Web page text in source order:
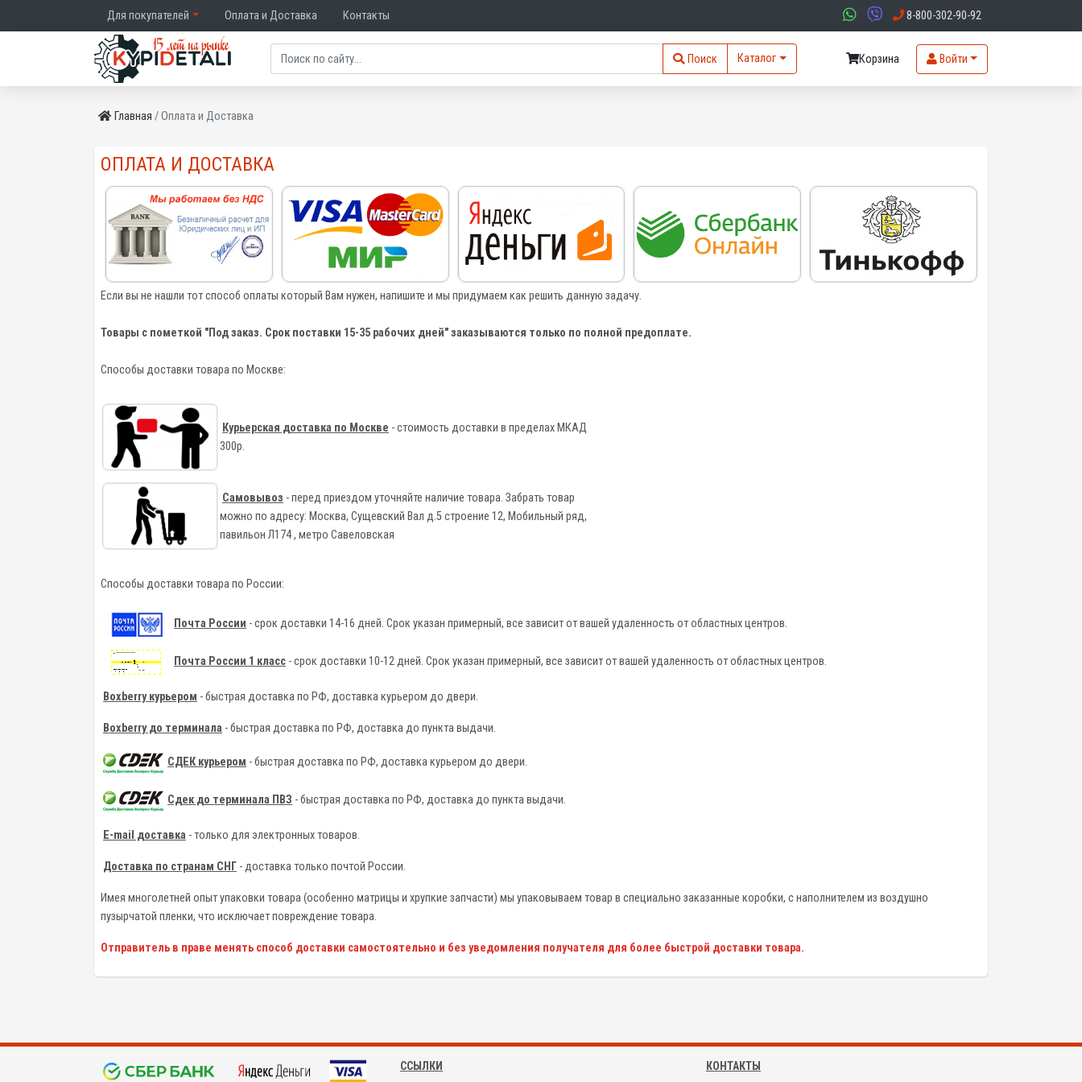
Для покупателей Оплата и Доставка Контакты 8-800-302-90-92
Поиск Каталог Корзина Войти
Главная Оплата и Доставка
ОПЛАТА И ДОСТАВКА
Если вы не нашли тот способ оплаты который Вам нужен, напишите и мы придумаем как решить данную задачу.
Товары с пометкой "Под заказ. Срок поставки 15-35 рабочих дней" заказываются только по полной предоплате.
Способы доставки товара по Москве:
Курьерская доставка по Москве - стоимость доставки в пределах МКАД
300р.
Самовывоз - перед приездом уточняйте наличие товара. Забрать товар
можно по адресу: Москва, Сущевский Вал д.5 строение 12, Мобильный ряд,
павильон Л174 , метро Савеловская
Способы доставки товара по России:
Почта России - срок доставки 14-16 дней. Срок указан примерный, все зависит от вашей удаленность от областных центров.
Почта России 1 класс - срок доставки 10-12 дней. Срок указан примерный, все зависит от вашей удаленность от областных центров.
Boxberry курьером - быстрая доставка по РФ, доставка курьером до двери.
Boxberry до терминала - быстрая доставка по РФ, доставка до пункта выдачи.
СДЕК курьером - быстрая доставка по РФ, доставка курьером до двери.
Сдек до терминала ПВЗ - быстрая доставка по РФ, доставка до пункта выдачи.
E-mail доставка - только для электронных товаров.
Доставка по странам СНГ - доставка только почтой России.
Имея многолетней опыт упаковки товара (особенно матрицы и хрупкие запчасти) мы упаковываем товар в специально заказанные коробки, с наполнителем из воздушно
пузырчатой пленки, что исключает повреждение товара.
Отправитель в праве менять способ доставки самостоятельно и без уведомления получателя для более быстрой доставки товара.
ССЫЛКИ КОНТАКТЫ